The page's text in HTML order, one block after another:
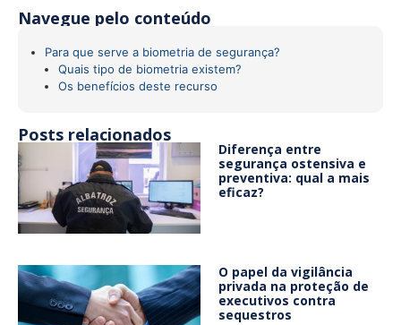
Navegue pelo conteúdo
Para que serve a biometria de segurança?
Quais tipo de biometria existem?
Os benefícios deste recurso
Posts relacionados
Diferença entre
segurança ostensiva e
preventiva: qual a mais
eficaz?
O papel da vigilância
privada na proteção de
executivos contra
sequestros